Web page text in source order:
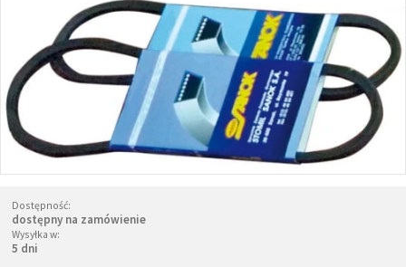
Dostępność:
dostępny na zamówienie
Wysyłka w:
5 dni